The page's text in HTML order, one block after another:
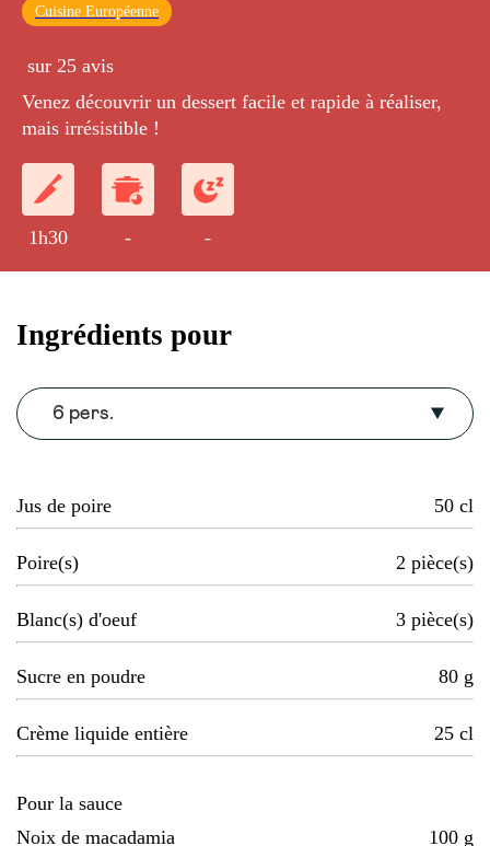
Cuisine Européenne
sur 25 avis
Venez découvrir un dessert facile et rapide à réaliser,
mais irrésistible !
1h30 - -
Ingrédients pour
6 pers.
Jus de poire 50 cl
Poire(s) 2 pièce(s)
Blanc(s) d'oeuf 3 pièce(s)
Sucre en poudre 80 g
Crème liquide entière 25 cl
Pour la sauce
Noix de macadamia
100 g